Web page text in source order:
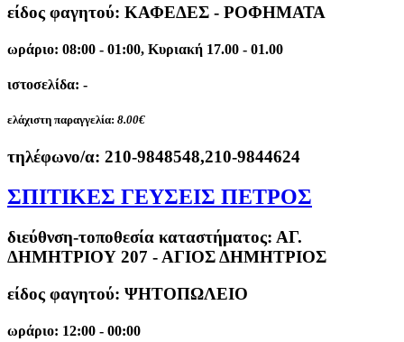
είδος φαγητού: ΚΑΦΕΔΕΣ - ΡΟΦΗΜΑΤΑ
ωράριο: 08:00 - 01:00, Κυριακή 17.00 - 01.00
ιστοσελίδα: -
ελάχιστη παραγγελία: 8.00€
τηλέφωνο/α: 210-9848548,210-9844624
ΣΠΙΤΙΚΕΣ ΓΕΥΣΕΙΣ ΠΕΤΡΟΣ
διεύθνση-τοποθεσία καταστήματος: ΑΓ.
ΔΗΜΗΤΡΙΟΥ 207 - ΑΓΙΟΣ ΔΗΜΗΤΡΙΟΣ
είδος φαγητού: ΨΗΤΟΠΩΛΕΙΟ
ωράριο: 12:00 - 00:00